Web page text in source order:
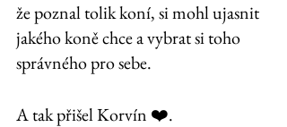
že poznal tolik koní, si mohl ujasnit
jakého koně chce a vybrat si toho
správného pro sebe.
A tak přišel Korvín ❤️.